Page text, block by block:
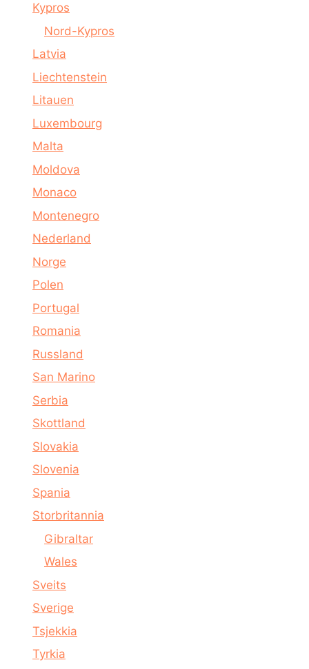
Kypros
Nord-Kypros
Latvia
Liechtenstein
Litauen
Luxembourg
Malta
Moldova
Monaco
Montenegro
Nederland
Norge
Polen
Portugal
Romania
Russland
San Marino
Serbia
Skottland
Slovakia
Slovenia
Spania
Storbritannia
Gibraltar
Wales
Sveits
Sverige
Tsjekkia
Tyrkia